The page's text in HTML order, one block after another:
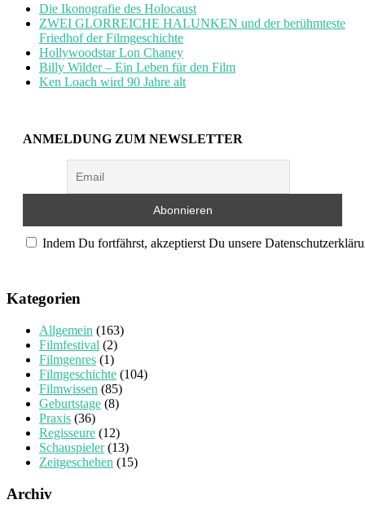
Die Ikonografie des Holocaust
ZWEI GLORREICHE HALUNKEN und der berühmteste
Friedhof der Filmgeschichte
Hollywoodstar Lon Chaney
Billy Wilder – Ein Leben für den Film
Ken Loach wird 90 Jahre alt
ANMELDUNG ZUM NEWSLETTER
Indem Du fortfährst, akzeptierst Du unsere
Kategorien
Allgemein (163)
Filmfestival (2)
Filmgenres (1)
Filmgeschichte (104)
Filmwissen (85)
Geburtstage (8)
Praxis (36)
Regisseure (12)
Schauspieler(13)
Zeitgeschehen (15)
Archiv